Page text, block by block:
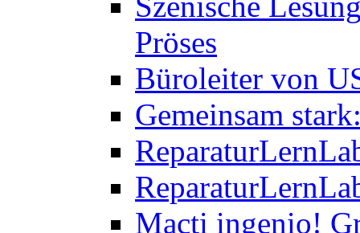
Pröses
Büroleiter von
Gemeinsam
Macti ingenio!